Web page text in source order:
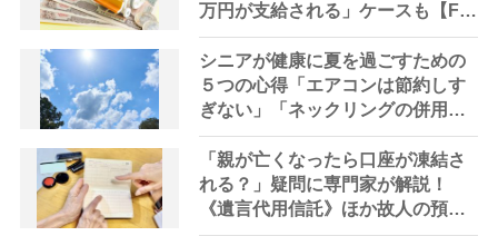
万円が支給される」ケースも【FP
解説】
シニアが健康に夏を過ごすための
５つの心得「エアコンは節約しす
ぎない」「ネックリングの併用で
電気代をお得に」【節約＆家事ア
ドバイザー解説】
「親が亡くなったら口座が凍結さ
れる？」疑問に専門家が解説！
《遺言代用信託》ほか故人の預金